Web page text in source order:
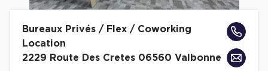
Collections de Logistique
Logistique urbaine
Entrepôts Messagerie
Bureaux Privés / Flex / Coworking
Location
2229 Route Des Cretes 06560 Valbonne